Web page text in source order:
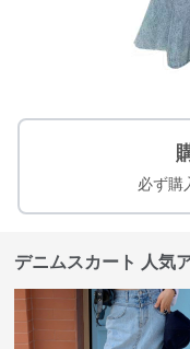
必ず購
デニムスカート 人気